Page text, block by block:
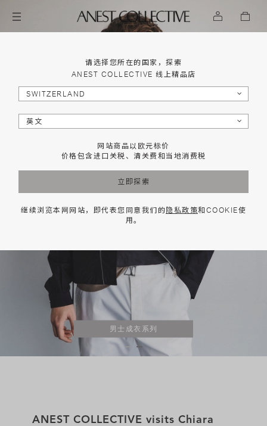
男士成衣系列
ANEST COLLECTIVE visits Chiara
请选择您所在的国家，探索
ANEST COLLECTIVE 线上精品店
SWITZERLAND
英文
网站商品以欧元标价
价格包含进口关税、清关费和当地消费税
立即探索
继续浏览本⽹网站，即代表您同意我们的 隐私政策和COOKIE使
⽤。